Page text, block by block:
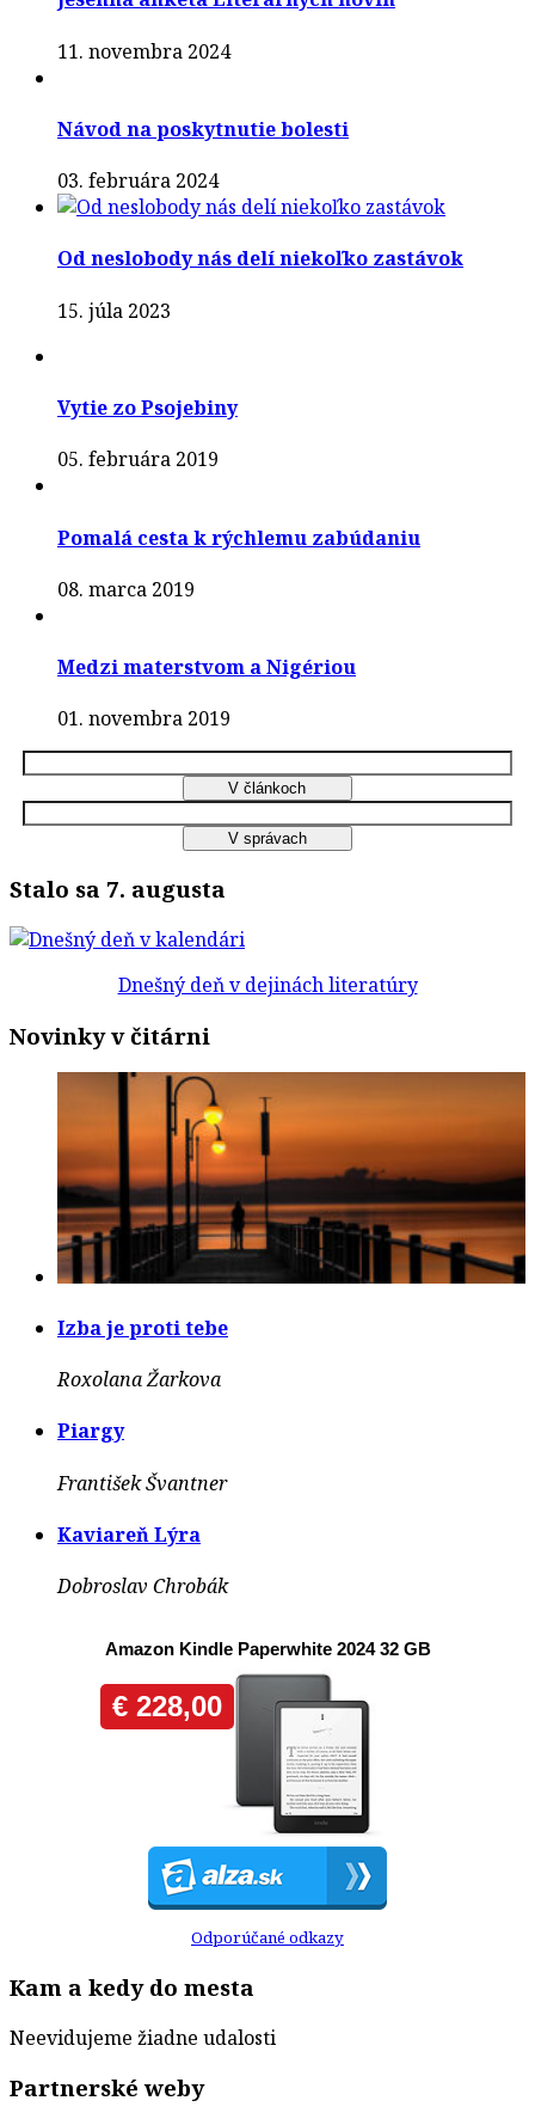
11. novembra 2024
Návod na poskytnutie bolesti
03. februára 2024
Od neslobody nás delí niekoľko zastávok
15. júla 2023
Vytie zo Psojebiny
05. februára 2019
Pomalá cesta k rýchlemu zabúdaniu
08. marca 2019
Medzi materstvom a Nigériou
01. novembra 2019
Stalo sa 7. augusta
Dnešný deň v dejinách literatúry
Novinky v čitárni
Izba je proti tebe
Roxolana Žarkova
Piargy
František Švantner
Kaviareň Lýra
Dobroslav Chrobák
Odporúčané odkazy
Kam a kedy do mesta
Neevidujeme žiadne udalosti
Partnerské weby